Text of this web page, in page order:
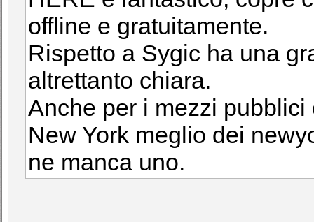
offline e gratuitamente.
Rispetto a Sygic ha una
altrettanto chiara.
Anche per i mezzi
New York meglio dei
ne manca uno.